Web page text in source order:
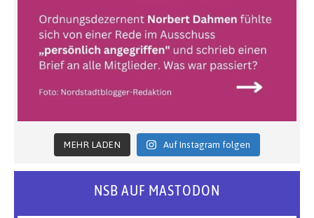
MEHR LADEN Auf Instagram folgen
NSB AUF MASTODON